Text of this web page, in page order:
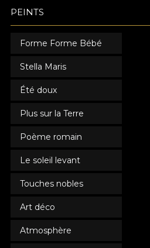
PEINTS
Forme Forme Bébé
Stella Maris
Été doux
Plus sur la Terre
Poème romain
Le soleil levant
Touches nobles
Art déco
Atmosphère